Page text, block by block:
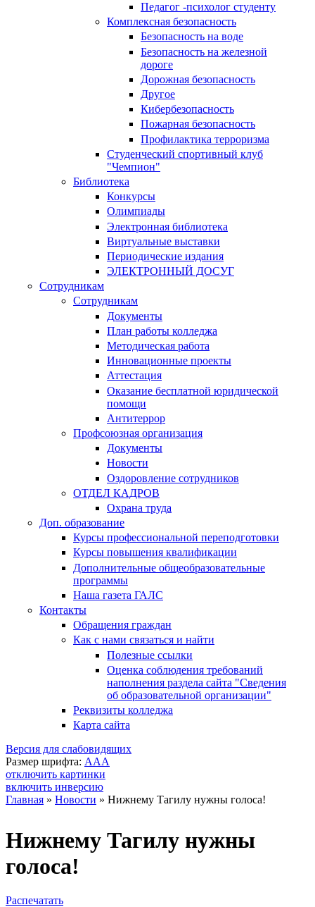
Педагог -психолог студенту
Комплексная безопасность
Безопасность на воде
Безопасность на железной
дороге
Дорожная безопасность
Другое
Кибербезопасность
Пожарная безопасность
Профилактика терроризма
Студенческий спортивный клуб
"Чемпион"
Библиотека
Конкурсы
Олимпиады
Электронная библиотека
Виртуальные выставки
Периодические издания
ЭЛЕКТРОННЫЙ ДОСУГ
Сотрудникам
Сотрудникам
Документы
План работы колледжа
Методическая работа
Инновационные проекты
Аттестация
Оказание бесплатной юридической
помощи
Антитеррор
Профсоюзная организация
Документы
Новости
Оздоровление сотрудников
ОТДЕЛ КАДРОВ
Охрана труда
Доп. образование
Курсы профессиональной переподготовки
Курсы повышения квалификации
Дополнительные общеобразовательные
программы
Наша газета ГАЛС
Контакты
Обращения граждан
Как с нами связаться и найти
Полезные ссылки
Оценка соблюдения требований
наполнения раздела сайта "Сведения
об образовательной организации"
Реквизиты колледжа
Карта сайта
Версия для слабовидящих
Размер шрифта: AAA
отключить картинки
включить инверсию
Главная » Новости » Нижнему Тагилу нужны голоса!
Нижнему Тагилу нужны
голоса!
Распечатать